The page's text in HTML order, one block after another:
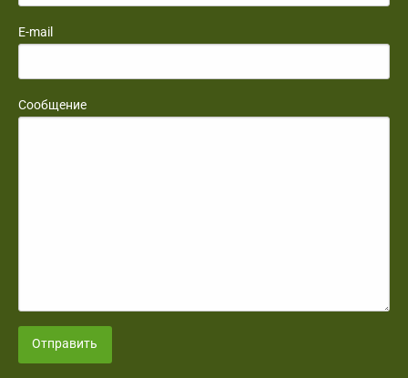
E-mail
Сообщение
Отправить